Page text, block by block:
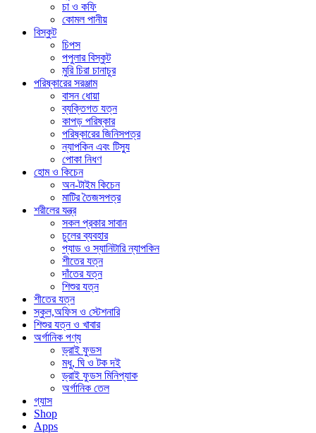
চা ও কফি
কোমল পানীয়
বিস্কুট
চিপস
পপুলার বিস্কুট
মুরি চিরা চানাচুর
পরিষ্কারের সরঞ্জাম
বাসন ধোয়া
ব্যক্তিগত যত্ন
কাপড় পরিষ্কার
পরিষ্কারের জিনিসপত্র
ন্যাপকিন এবং টিস্যু
পোকা নিধণ
হোম ও কিচেন
অন-টাইম কিচেন
মাটির তৈজসপত্র
শরীলের যন্ত্র
সকল প্রকার সাবান
চুলের ব্যবহার
প্যাড ও স্যানিটারি ন্যাপকিন
শীতের যত্ন
দাঁতের যত্ন
শিশুর যত্ন
শীতের যত্ন
স্কুল,অফিস ও স্টেশনারি
শিশুর যত্ন ও খাবার
অর্গানিক পণ্য
ড্রাই ফুডস
মধু, ঘি ও টক দই
ড্রাই ফুডস মিনিপ্যাক
অর্গানিক তেল
গ্যাস
Shop
Apps